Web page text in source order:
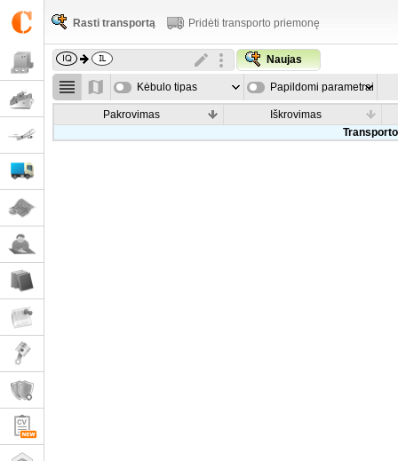
Rasti transportą Pridėti transporto priemonę
Naujas
Kėbulo tipas Papildomi parametrai
Pakrovimas
Iškrovimas